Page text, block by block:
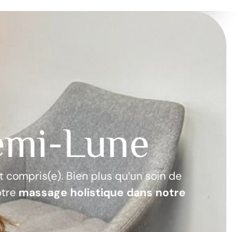
Lune
Bien plus qu’un soin de
massage holistique dans notre